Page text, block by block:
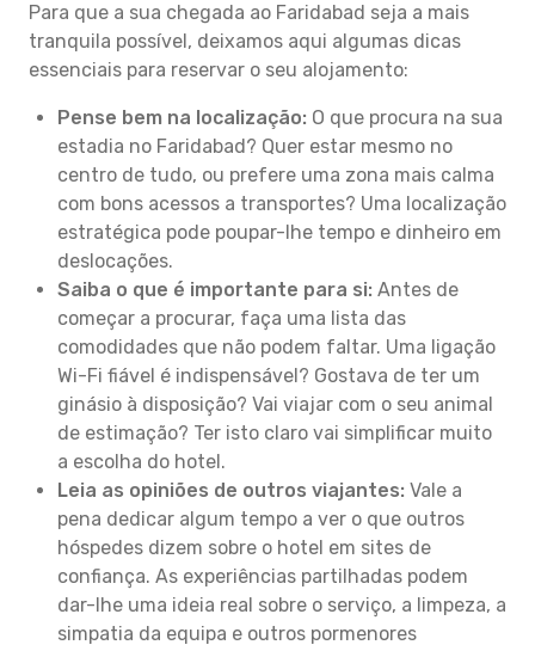
Para que a sua chegada ao Faridabad seja a mais
tranquila possível, deixamos aqui algumas dicas
essenciais para reservar o seu alojamento:
Pense bem na localização: O que procura na sua
estadia no Faridabad? Quer estar mesmo no
centro de tudo, ou prefere uma zona mais calma
com bons acessos a transportes? Uma localização
estratégica pode poupar-lhe tempo e dinheiro em
deslocações.
Saiba o que é importante para si: Antes de
começar a procurar, faça uma lista das
comodidades que não podem faltar. Uma ligação
Wi-Fi fiável é indispensável? Gostava de ter um
ginásio à disposição? Vai viajar com o seu animal
de estimação? Ter isto claro vai simplificar muito
a escolha do hotel.
Leia as opiniões de outros viajantes: Vale a
pena dedicar algum tempo a ver o que outros
hóspedes dizem sobre o hotel em sites de
confiança. As experiências partilhadas podem
dar-lhe uma ideia real sobre o serviço, a limpeza, a
simpatia da equipa e outros pormenores